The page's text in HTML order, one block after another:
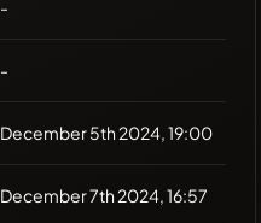
-
-
December 5th 2024, 19:00
December 7th 2024, 16:57